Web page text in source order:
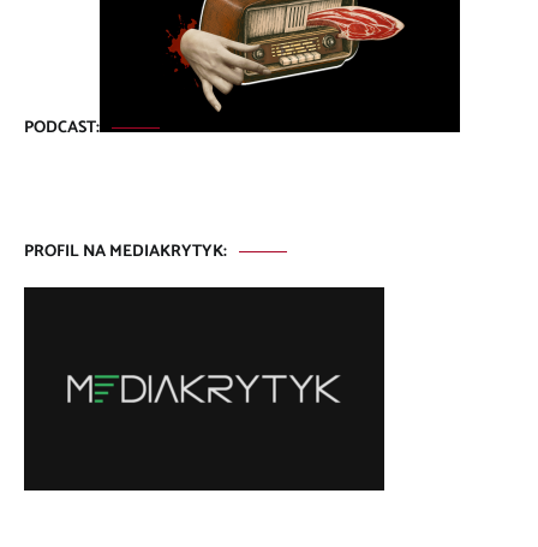
PODCAST:
PROFIL NA MEDIAKRYTYK: